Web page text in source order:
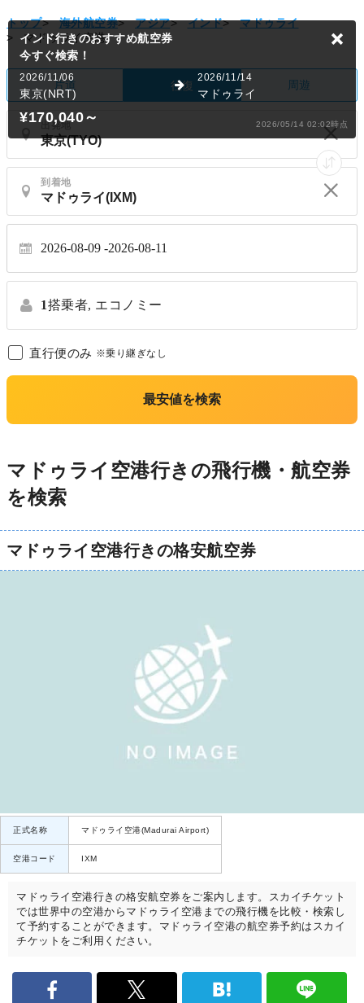
トップ> 海外航空券> アジア> インド>
マドゥライ
>
マドゥライ空港
片道 往復 周遊
出発地
到着地
2026-08-09 2026-08-11
1搭乗者, エコノミー
直行便のみ ※乗り継ぎなし
最安値を検索
インド行きのおすすめ航空券
今すぐ検索！
2026/11/06
東京(NRT)
2026/11/14
マドゥライ
¥170,040～ 2026/05/14 02:02時点
マドゥライ空港行きの飛行機・航空券
を検索
マドゥライ空港行きの格安航空券
正式名称 マドゥライ空港(Madurai Airport)
空港コード IXM
マドゥライ空港行きの格安航空券をご案内します。スカイチケット
では世界中の空港からマドゥライ空港までの飛行機を比較・検索し
て予約することができます。マドゥライ空港の航空券予約はスカイ
チケットをご利用ください。